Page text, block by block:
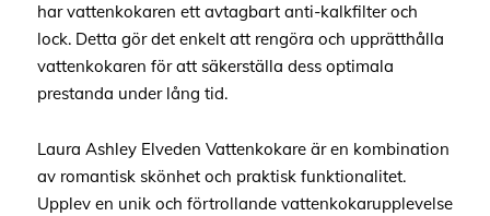
har vattenkokaren ett avtagbart anti-kalkfilter och
lock. Detta gör det enkelt att rengöra och upprätthålla
vattenkokaren för att säkerställa dess optimala
prestanda under lång tid.
Laura Ashley Elveden Vattenkokare är en kombination
av romantisk skönhet och praktisk funktionalitet.
Upplev en unik och förtrollande vattenkokarupplevelse